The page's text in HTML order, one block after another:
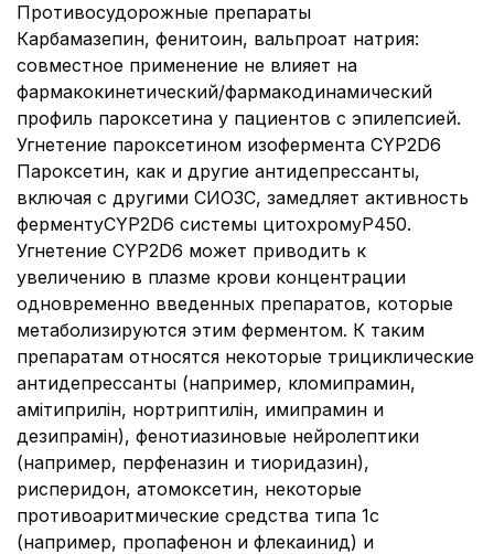
Противосудорожные препараты
Карбамазепин, фенитоин, вальпроат натрия:
совместное применение не влияет на
фармакокинетический/фармакодинамический
профиль пароксетина у пациентов с эпилепсией.
Угнетение пароксетином изофермента CYP2D6
Пароксетин, как и другие антидепрессанты,
включая с другими СИОЗС, замедляет активность
ферментуCYP2D6 системы цитохромуР450.
Угнетение CYP2D6 может приводить к
увеличению в плазме крови концентрации
одновременно введенных препаратов, которые
метаболизируются этим ферментом. К таким
препаратам относятся некоторые трициклические
антидепрессанты (например, кломипрамин,
амітиприлін, нортриптилін, имипрамин и
дезипрамін), фенотиазиновые нейролептики
(например, перфеназин и тиоридазин),
рисперидон, атомоксетин, некоторые
противоаритмические средства типа 1с
(например, пропафенон и флекаинид) и